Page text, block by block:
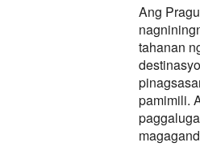
Ang
tahanan
pamimili.